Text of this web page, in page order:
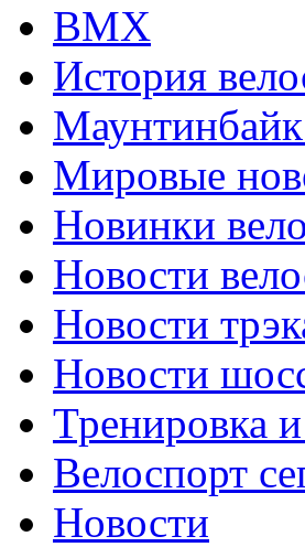
ВМХ
История
Мировые
Новинки
Новости
Новости
Новости
Тренировка
Велоспорт
Новости